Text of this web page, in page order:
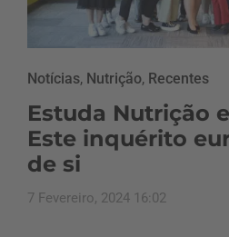
Notícias, Nutrição, Recentes
Estuda Nutrição
Este inquérito
de si
7 Fevereiro, 2024 16:02